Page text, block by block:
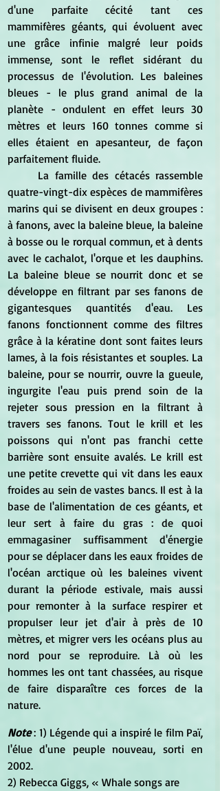
d'une parfaite cécité tant ces
mammifères géants, qui évoluent avec
une grâce infinie malgré leur poids
immense, sont le reflet sidérant du
processus de l'évolution. Les baleines
bleues - le plus grand animal de la
planète - ondulent en effet leurs 30
mètres et leurs 160 tonnes comme si
elles étaient en apesanteur, de façon
parfaitement fluide.
quatre-vingt-dix espèces de mammifères
marins qui se divisent en deux groupes :
à fanons, avec la baleine bleue, la baleine
à bosse ou le rorqual commun, et à dents
avec le cachalot, l'orque et les dauphins.
La baleine bleue se nourrit donc et se
développe en filtrant par ses fanons de
gigantesques quantités d'eau. Les
fanons fonctionnent comme des filtres
grâce à la kératine dont sont faites leurs
lames, à la fois résistantes et souples. La
baleine, pour se nourrir, ouvre la gueule,
ingurgite l'eau puis prend soin de la
rejeter sous pression en la filtrant à
travers ses fanons. Tout le krill et les
poissons qui n'ont pas franchi cette
barrière sont ensuite avalés. Le krill est
une petite crevette qui vit dans les eaux
froides au sein de vastes bancs. Il est à la
base de l'alimentation de ces géants, et
leur sert à faire du gras : de quoi
emmagasiner suffisamment d'énergie
pour se déplacer dans les eaux froides de
l'océan arctique où les baleines vivent
durant la période estivale, mais aussi
pour remonter à la surface respirer et
propulser leur jet d'air à près de 10
mètres, et migrer vers les océans plus au
nord pour se reproduire. Là où les
hommes les ont tant chassées, au risque
de faire disparaître ces forces de la
nature.
Note : 1) Légende qui a inspiré le film Paï,
l'élue d'une peuple nouveau, sorti en
2002.
2) Rebecca Giggs, « Whale songs are